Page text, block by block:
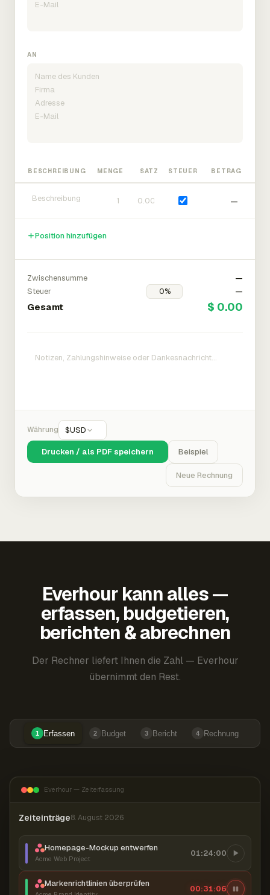
AN
BESCHREIBUNG MENGE SATZ STEUER BETRAG
—
Position hinzufügen
Zwischensumme
—
Steuer
—
Gesamt $ 0.00
Währung $USD
Drucken / als PDF speichern Beispiel
Neue Rechnung
Everhour kann alles —
erfassen, budgetieren,
berichten & abrechnen
Der Rechner liefert Ihnen die Zahl — Everhour
übernimmt den Rest.
1 Erfassen 2 Budget 3 Bericht 4 Rechnung
Everhour — Zeiterfassung
Zeiteinträge8. August 2026
Homepage-Mockup entwerfen
Acme Web Project
01:24:00
Markenrichtlinien überprüfen 00:31:07